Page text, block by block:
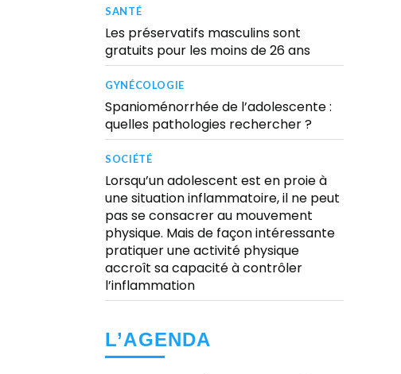
SANTÉ
Les préservatifs masculins sont
gratuits pour les moins de 26 ans
GYNÉCOLOGIE
Spanioménorrhée de l’adolescente :
quelles pathologies rechercher ?
SOCIÉTÉ
Lorsqu’un adolescent est en proie à
une situation inflammatoire, il ne peut
pas se consacrer au mouvement
physique. Mais de façon intéressante
pratiquer une activité physique
accroît sa capacité à contrôler
l’inflammation
L’AGENDA